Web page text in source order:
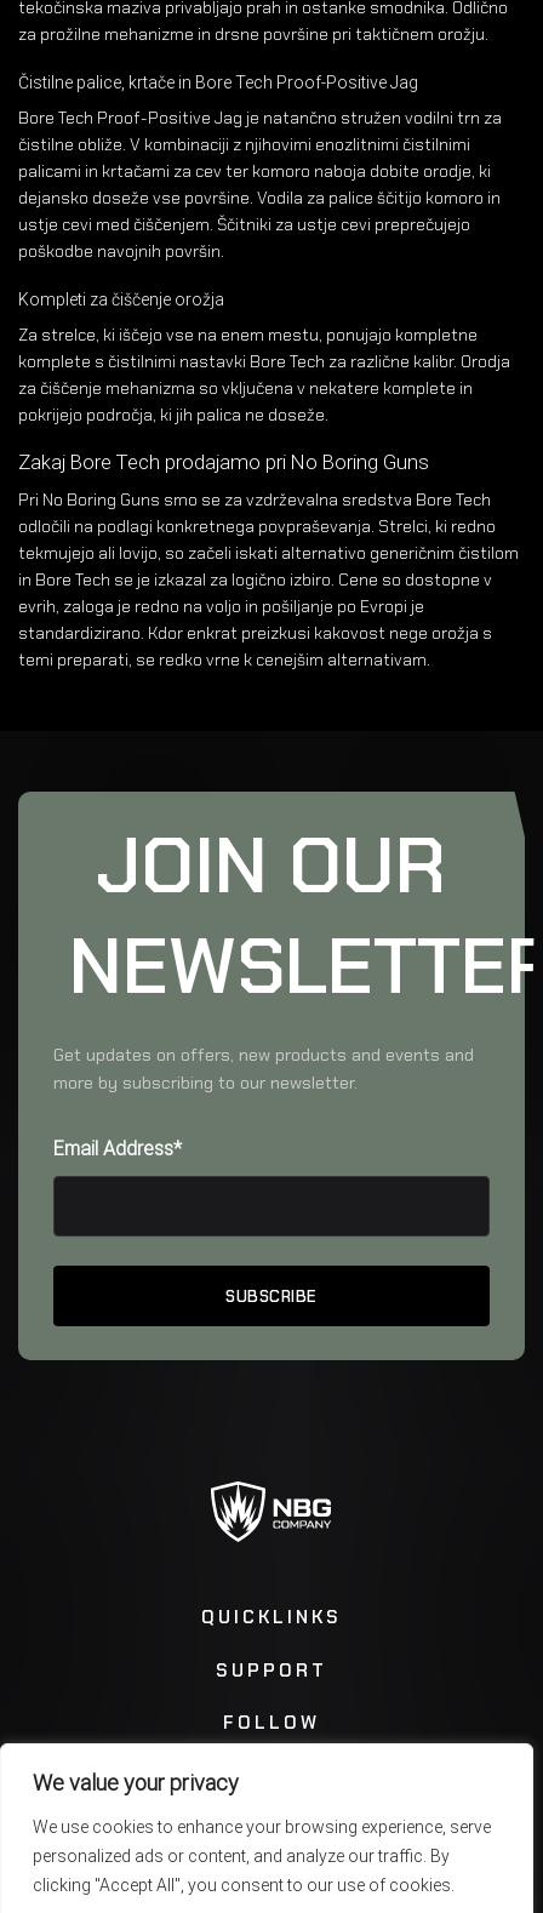
We value your privacy
We use cookies to enhance your browsing experience, serve
personalized ads or content, and analyze our traffic. By
clicking "Accept All", you consent to our use of cookies.
tekočinska maziva privabljajo prah in ostanke smodnika. Odlično
za prožilne mehanizme in drsne površine pri taktičnem orožju.
Čistilne palice, krtače in Bore Tech Proof-Positive Jag
Bore Tech Proof-Positive Jag je natančno stružen vodilni trn za
čistilne obliže. V kombinaciji z njihovimi enozlitnimi čistilnimi
palicami in krtačami za cev ter komoro naboja dobite orodje, ki
dejansko doseže vse površine. Vodila za palice ščitijo komoro in
ustje cevi med čiščenjem. Ščitniki za ustje cevi preprečujejo
poškodbe navojnih površin.
Kompleti za čiščenje orožja
Za strelce, ki iščejo vse na enem mestu, ponujajo kompletne
komplete s čistilnimi nastavki Bore Tech za različne kalibr. Orodja
za čiščenje mehanizma so vključena v nekatere komplete in
pokrijejo področja, ki jih palica ne doseže.
Zakaj Bore Tech prodajamo pri No Boring Guns
Pri No Boring Guns smo se za vzdrževalna sredstva Bore Tech
odločili na podlagi konkretnega povpraševanja. Strelci, ki redno
tekmujejo ali lovijo, so začeli iskati alternativo generičnim čistilom
in Bore Tech se je izkazal za logično izbiro. Cene so dostopne v
evrih, zaloga je redno na voljo in pošiljanje po Evropi je
standardizirano. Kdor enkrat preizkusi kakovost nege orožja s
temi preparati, se redko vrne k cenejšim alternativam.
JOIN OUR
Get updates on offers, new products and events and
more by subscribing to our newsletter.
Email Address*
QUICKLINKS
SUPPORT
FOLLOW
Instagram